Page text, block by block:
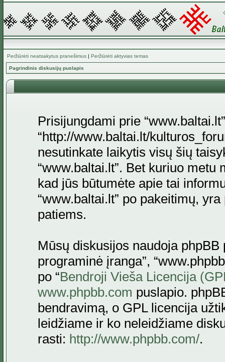
Peržiūrėti neatsakytus pranešimus | Peržiūrėti aktyvias temas
Pagrindinis diskusijų puslapis
Prisijungdami prie
“http://www.baltai.lt/
nesutinkate laikytis visų šių
“www.baltai.lt”. Bet kuriuo
kad jūs būtumėte apie tai
“www.baltai.lt” po pakeitimų,
patiems.
Mūsų diskusijos naudoja phpBB
programinė įranga”,
po “Bendroji Vieša Licencija
www.phpbb.com puslapio.
bendravimą, o GPL licencija
leidžiame ir ko neleidžiame
rasti: http://www.phpbb.com/.